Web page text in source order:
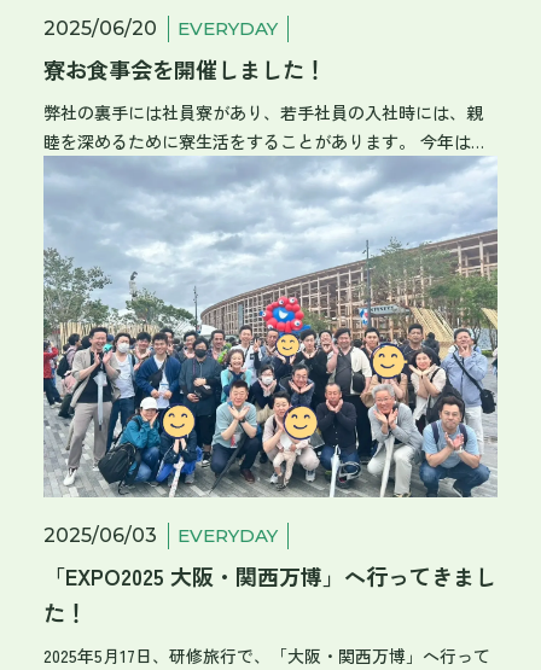
2025/06/20 EVERYDAY
寮お食事会を開催しました！
弊社の裏手には社員寮があり、若手社員の入社時には、親
睦を深めるために寮生活をすることがあります。 今年はそ
こで、昨年入社した社員1名、今年入社した社員1名が共同生
活を送っています。 そして今年は、毎週金曜日、寮生活中
の若手社員と先輩が、寮でお食事会を開催！ 毎回、諸先輩
方があれこれメニューを考案します。 5月末頃から、たこ焼
き、からあげ、中華にお寿司と続き、今週のテーマは「餃
子食べ比べ会」🥟🍴 「どこの餃子が美味しかった？」 「焼
き方によって味も大きく変わり、最後はなにがなんだか…ど
れがどれだか……？」 ホットプレートでどんどん焼きあがる
餃子、しめて100個！！ 焼きそばに、焼肉に、地元琵琶湖の
稚鮎に、なかなかグルメな食事会でした。 得意料理を披露
する人、いつもよりおしゃべりな人等々、意外な一面を発
見。 寮お食事会も残すところあと1回。 若手社員とコミュ
ニケーションも、これでバッチリ……かな？😊
2025/06/03 EVERYDAY
「EXPO2025 大阪・関西万博」へ行ってきまし
た！
2025年5月17日、研修旅行で、「大阪・関西万博」へ行って